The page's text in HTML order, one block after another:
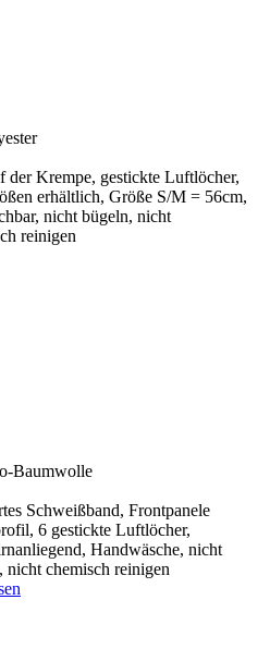
der Krempe, gestickte Luftlöcher,
erhältlich, Größe S/M = 56cm,
nicht bügeln, nicht
reinigen
Baumwolle
Schweißband, Frontpanele
6 gestickte Luftlöcher,
Handwäsche, nicht
nicht chemisch reinigen